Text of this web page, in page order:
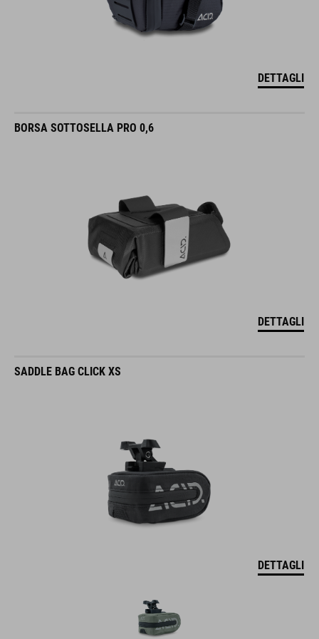
DETTAGLI
BORSA SOTTOSELLA PRO 0,6
DETTAGLI
SADDLE BAG CLICK XS
DETTAGLI